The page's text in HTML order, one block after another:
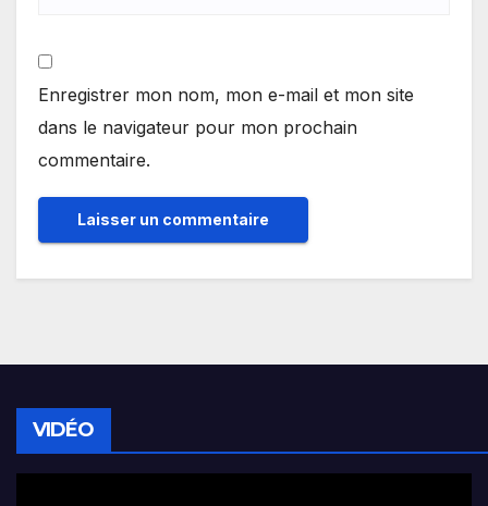
Enregistrer mon nom, mon e-mail et mon site
dans le navigateur pour mon prochain
commentaire.
VIDÉO